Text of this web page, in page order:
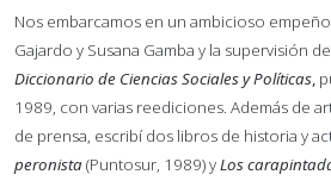
Nos embarcamos en un ambicioso
Gajardo y Susana Gamba y la supervisión
Diccionario de Ciencias Sociales y Políticas,
1989, con varias reediciones. Además de
de prensa, escribí dos libros de historia y
peronista(Puntosur, 1989) yLos